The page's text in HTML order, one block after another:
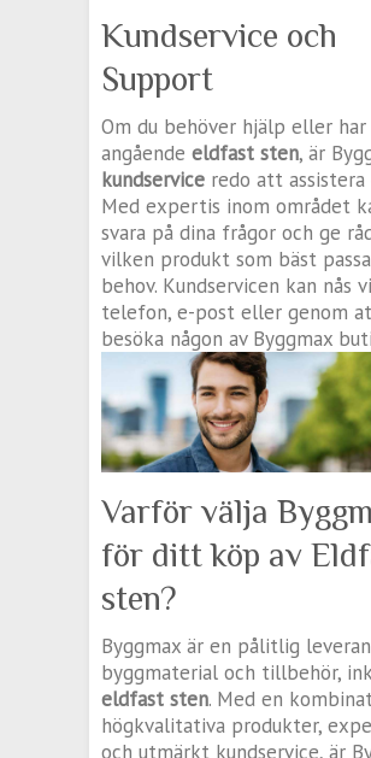
Kundservice och
Support
Om du behöver hjälp eller
angående eldfast sten, är
kundservice redo att assistera
Med expertis inom området
svara på dina frågor och ge
vilken produkt som bäst
behov. Kundservicen kan nås
telefon, e-post eller genom
besöka någon av Byggmax
Varför välja
för ditt köp av
sten?
Byggmax är en pålitlig
byggmaterial och tillbehör,
eldfast sten. Med en
högkvalitativa produkter,
och utmärkt kundservice, är